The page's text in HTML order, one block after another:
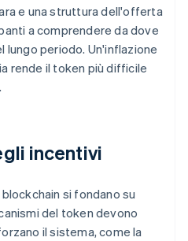
e una struttura dell'offerta
a comprendere da dove
lungo periodo. Un'inflazione
rende il token più difficile
.
incentivi
si fondano su
del token devono
il sistema, come la